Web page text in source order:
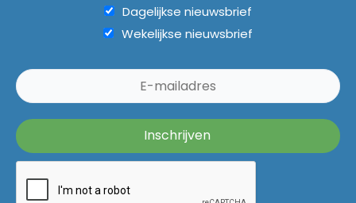
Dagelijkse nieuwsbrief
Wekelijkse nieuwsbrief